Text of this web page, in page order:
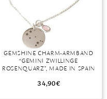
GEMSHINE CHARM-ARMBAND
“GEMINI ZWILLINGE
ROSENQUARZ”, MADE IN SPAIN
34,90€